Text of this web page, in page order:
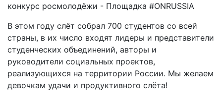
конкурс росмолодёжи - Площадка #ONRUSSIA
В этом году слёт собрал 700 студентов со всей
страны, в их число входят лидеры и представители
студенческих объединений, авторы и
руководители социальных проектов,
реализующихся на территории России. Мы желаем
девочкам удачи и продуктивного слёта!